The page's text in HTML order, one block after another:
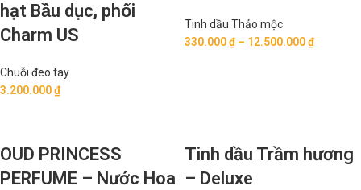
hạt Bầu dục, phối
Charm US
Chuỗi đeo tay
3.200.000₫
Tinh dầu Thảo mộc
330.000₫ – 12.500.000₫
OUD PRINCESS
PERFUME – Nước Hoa
Tinh dầu Trầm hương
– Deluxe